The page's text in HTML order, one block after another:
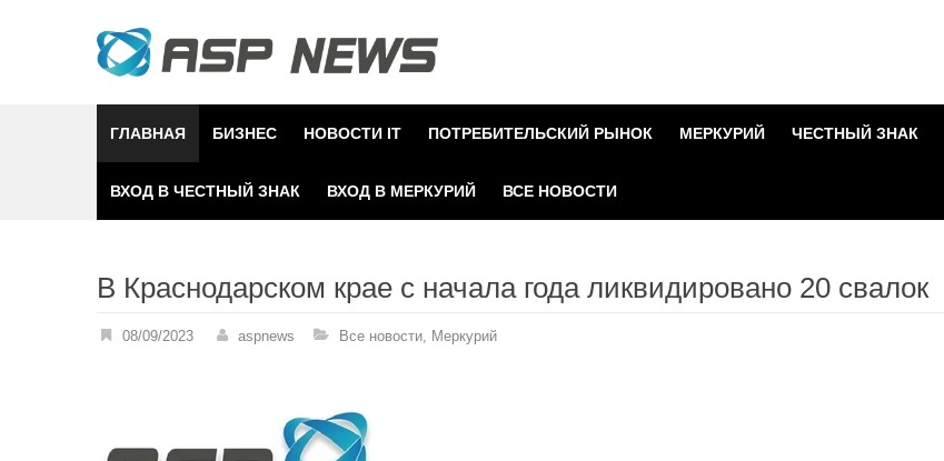
ГЛАВНАЯ БИЗНЕС НОВОСТИ IT ПОТРЕБИТЕЛЬСКИЙ РЫНОК МЕРКУРИЙ ЧЕСТНЫЙ ЗНАК
ВХОД В ЧЕСТНЫЙ ЗНАК ВХОД В МЕРКУРИЙ ВСЕ НОВОСТИ
В Краснодарском крае с начала года ликвидировано 20 свалок
08/09/2023 aspnews Все новости Меркурий